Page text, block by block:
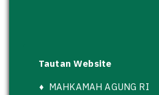
Tautan Website
♦ MAHKAMAH AGUNG RI